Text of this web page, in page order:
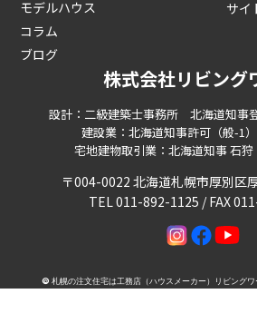
モデルハウス
コラム
ブログ
サイ
株式会社リビング
設計：二級建築士事務所 北海道知事
建設業：北海道知事許可（般-1
宅地建物取引業：北海道知事 石狩
〒004-0022 北海道札幌市厚別区
TEL 011-892-1125 / FAX
© 札幌の注文住宅は工務店（ハウスメーカー）リビングワ